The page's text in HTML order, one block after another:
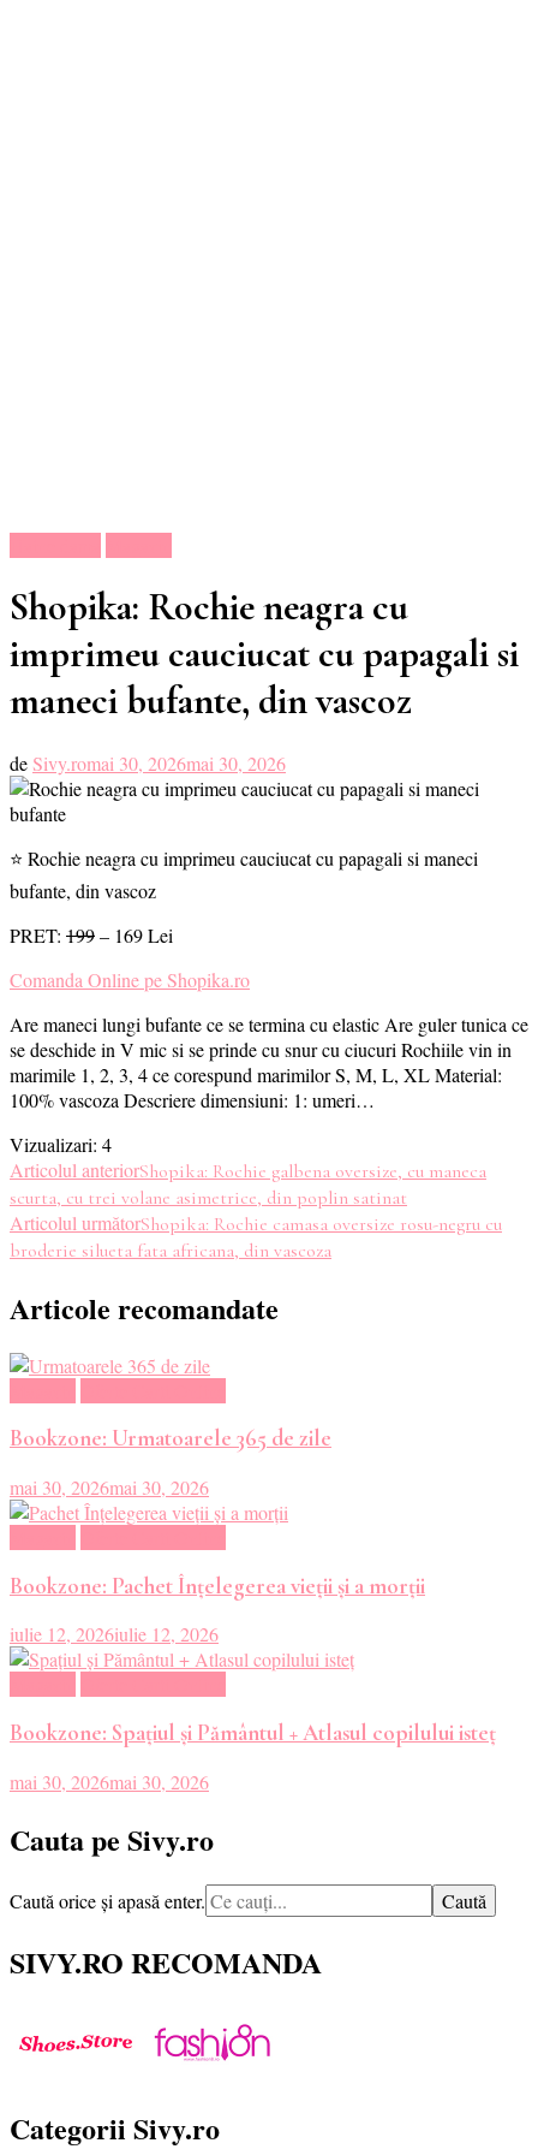
Shopika: Rochie neagra cu
imprimeu cauciucat cu papagali si
maneci bufante, din vascoz
de Sivy.romai 30, 2026mai 30, 2026
⭐ Rochie neagra cu imprimeu cauciucat cu papagali si maneci
bufante, din vascoz
PRET: 199– 169 Lei
Comanda Online pe Shopika.ro
Are maneci lungi bufante ce se termina cu elastic Are guler tunica ce
se deschide in V mic si se prinde cu snur cu ciucuri Rochiile vin in
marimile 1, 2, 3, 4 ce corespund marimilor S, M, L, XL Material:
100% vascoza Descriere dimensiuni: 1: umeri…
Vizualizari: 4
Navigare
în
articole
Articolul anteriorShopika: Rochie galbena oversize, cu maneca
scurta, cu trei volane asimetrice, din poplin satinat
Articolul următorShopika: Rochie camasa oversize rosu-negru cu
broderie silueta fata africana, din vascoza
Articole recomandate
Bookzone: Urmatoarele 365 de zile
mai 30, 2026mai 30, 2026
Bookzone: Pachet Înțelegerea vieții și a morții
iulie 12, 2026iulie 12, 2026
Bookzone: Spațiul și Pământul + Atlasul copilului isteț
mai 30, 2026mai 30, 2026
Cauta pe Sivy.ro
Cauți
Caută orice și apasă enter.
SIVY.RO RECOMANDA
Categorii Sivy.ro